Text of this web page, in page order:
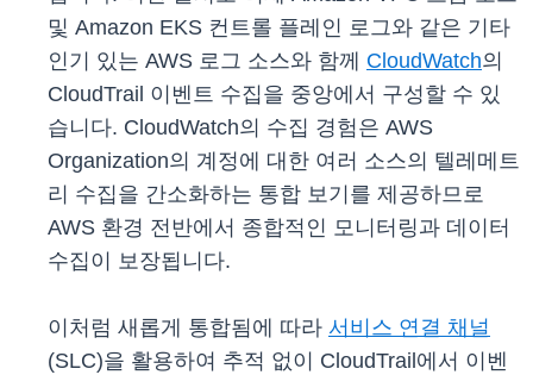
및 Amazon EKS 컨트롤 플레인 로그와 같은 기타
인기 있는 AWS 로그 소스와 함께 CloudWatch의
CloudTrail 이벤트 수집을 중앙에서 구성할 수 있
습니다. CloudWatch의 수집 경험은 AWS
Organization의 계정에 대한 여러 소스의 텔레메트
리 수집을 간소화하는 통합 보기를 제공하므로
AWS 환경 전반에서 종합적인 모니터링과 데이터
수집이 보장됩니다.
이처럼 새롭게 통합됨에 따라 서비스 연결 채널
(SLC)을 활용하여 추적 없이 CloudTrail에서 이벤